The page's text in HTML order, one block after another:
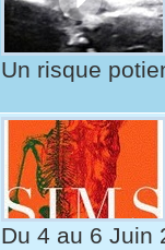
Un risque
Du 4 au 6 Juin